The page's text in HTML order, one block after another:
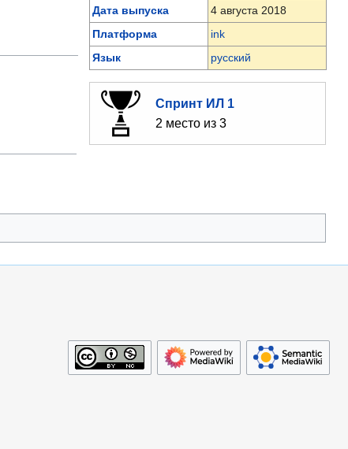
Дата выпуска
4 августа 2018
Платформа
ink
Язык
русский
Спринт ИЛ 1
2 место из 3